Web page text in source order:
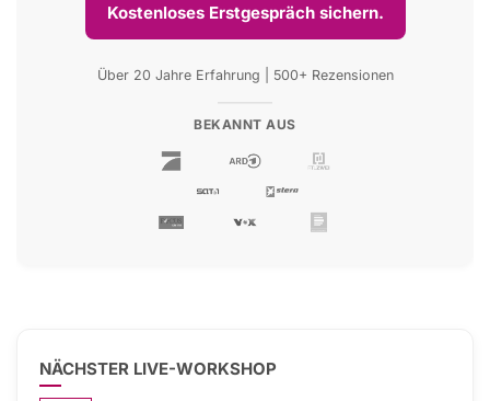
Kostenloses Erstgespräch sichern.
Über 20 Jahre Erfahrung | 500+ Rezensionen
BEKANNT AUS
NÄCHSTER LIVE-WORKSHOP